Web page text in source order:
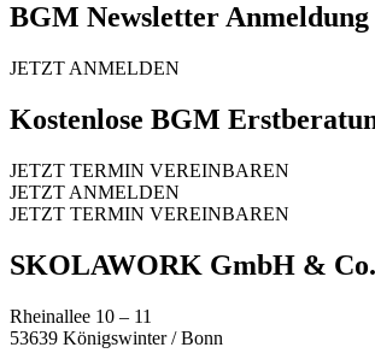
BGM Newsletter Anmeldung
JETZT ANMELDEN
Kostenlose BGM
JETZT TERMIN VEREINBAREN
JETZT ANMELDEN
JETZT TERMIN VEREINBAREN
SKOLAWORK GmbH &
Rheinallee 10 – 11
53639 Königswinter / Bonn